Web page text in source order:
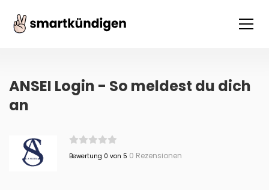
ANSEI Login - So meldest du dich
an
Bewertung 0 von 5 0 Rezensionen